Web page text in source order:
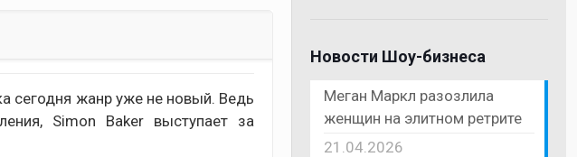
сегодня жанр уже не новый. Ведь
Simon Baker выступает за
Новости Шоу-бизнеса
Меган Маркл разозлила
женщин на элитном ретрите
21.04.2026